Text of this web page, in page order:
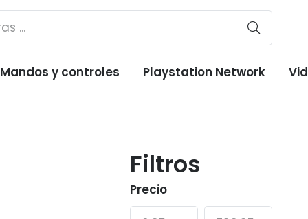
Mandos y controles Playstation Network
Filtros
Precio